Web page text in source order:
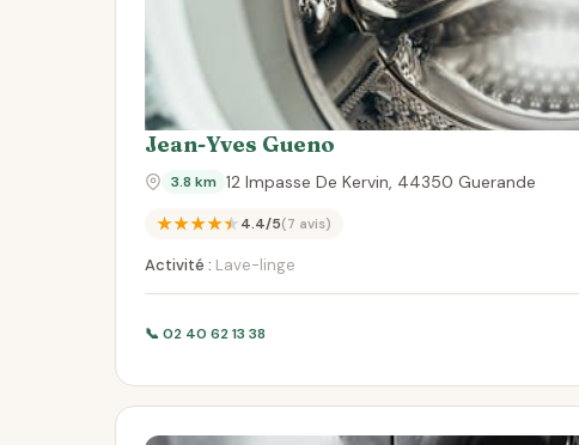
Jean-Yves Gueno
3.8 km 12 Impasse De Kervin, 44350 Guerande
★★★★★4.4/5(7 avis)
Activité : Lave-linge
📞 02 40 62 13 38